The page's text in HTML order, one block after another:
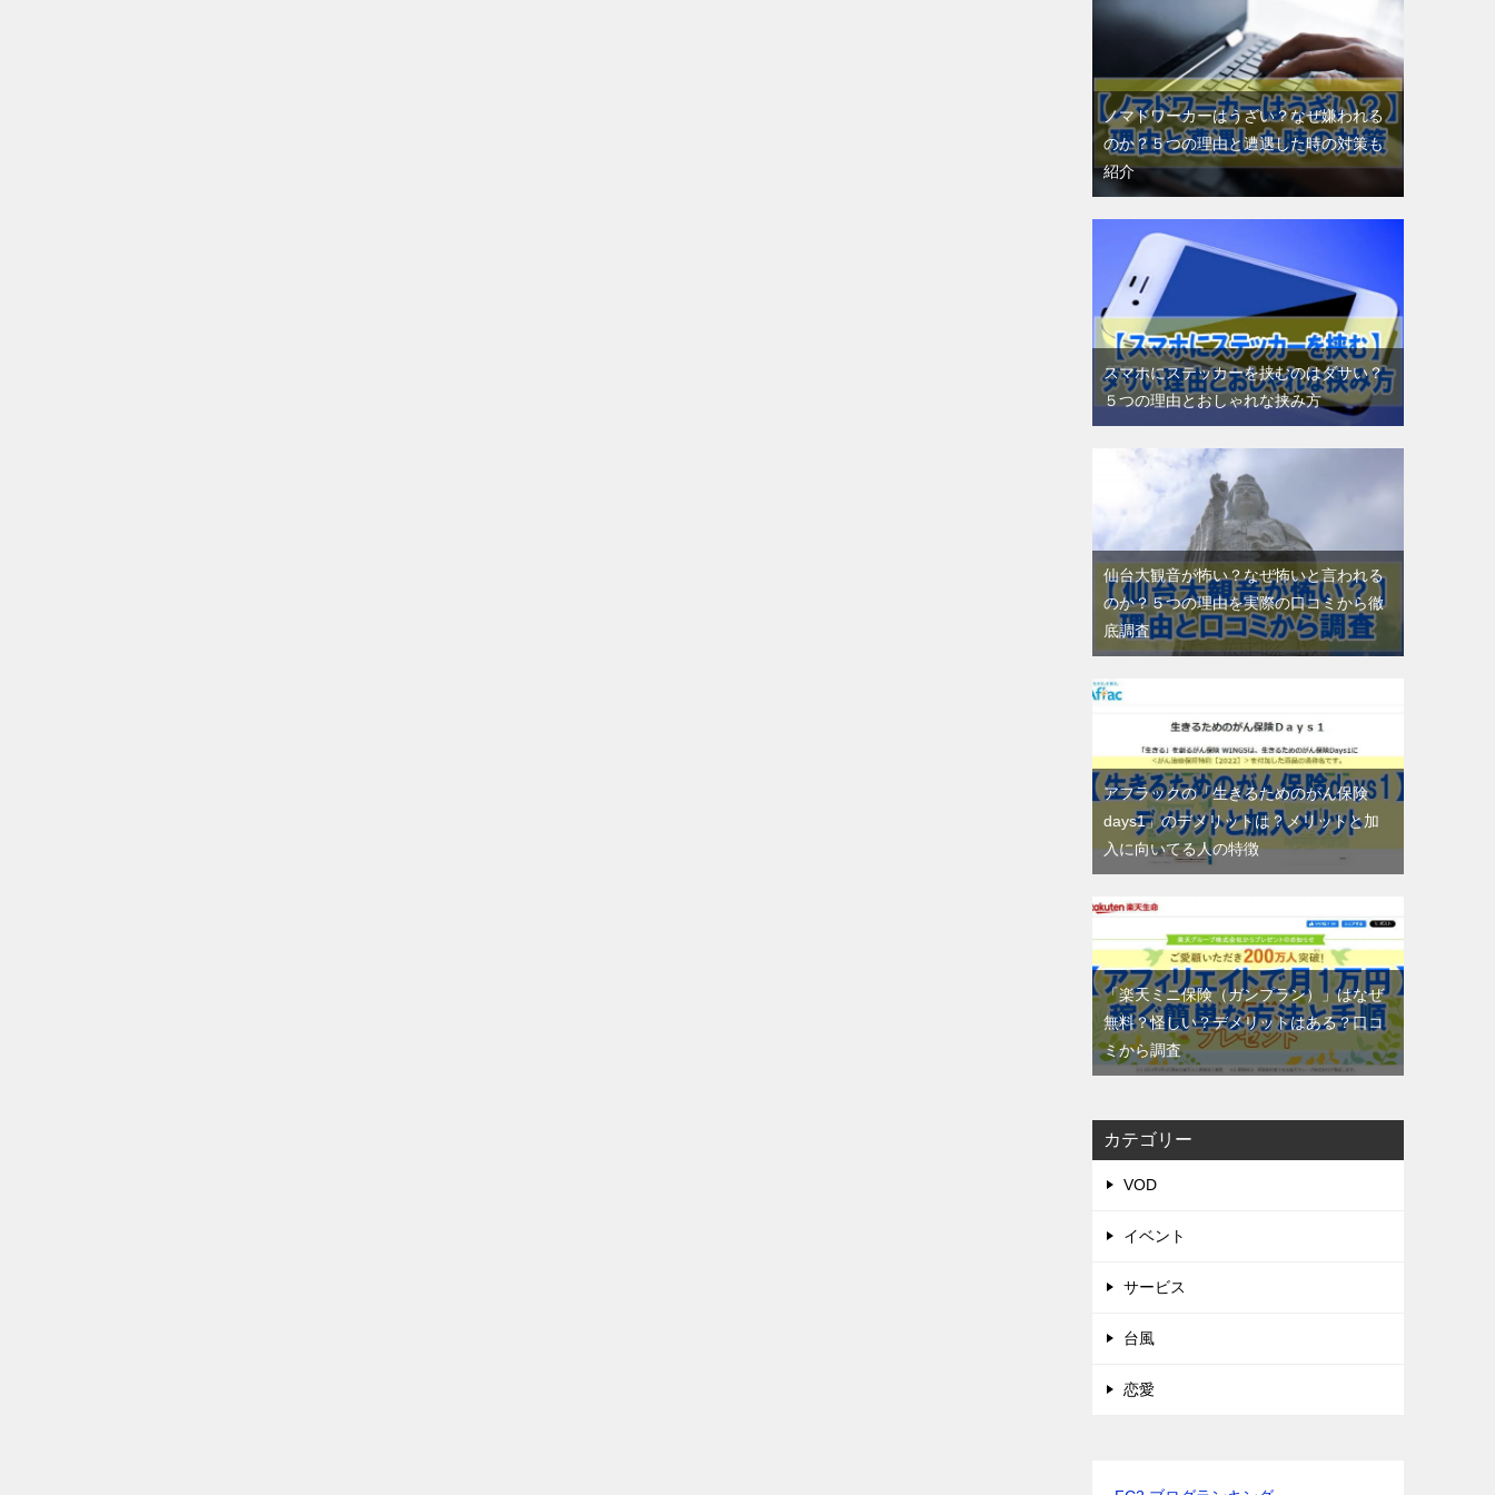
ノマドワーカーはうざい？なぜ嫌われる
のか？５つの理由と遭遇した時の対策も
紹介
スマホにステッカーを挟むのはダサい？
５つの理由とおしゃれな挟み方
仙台大観音が怖い？なぜ怖いと言われる
のか？５つの理由を実際の口コミから徹
底調査
アフラックの「生きるためのがん保険
days1」のデメリットは？メリットと加
入に向いてる人の特徴
「楽天ミニ保険（ガンプラン）」はなぜ
無料？怪しい？デメリットはある？口コ
ミから調査
カテゴリー
VOD
イベント
サービス
台風
恋愛